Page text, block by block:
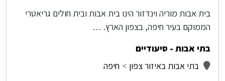
בית אבות מוריה וינדזור הינו בית אבות ובית חולים גריאטרי
הממוקם בעיר חיפה, בצפון הארץ. …
בתי אבות - סיעודיים
בתי אבות באיזור צפון
חיפה